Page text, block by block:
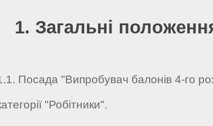
1. Загальні
Посада "Випробувач балонів 4-го
"Робітники".